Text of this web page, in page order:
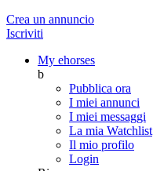
Crea un annuncio
Iscriviti
My ehorses
b
Pubblica ora
I miei annunci
I miei messaggi
La mia Watchlist
Il mio profilo
Login